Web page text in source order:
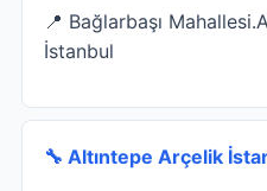
📍 Bağlarbaşı
İstanbul
🔧 Altıntepe Arçelik